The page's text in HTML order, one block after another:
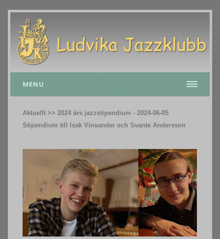
MENU
Aktuellt >> 2024 års jazzstipendium - 2024-06-05
Stipendium till Isak Vinsander och Svante Andersson